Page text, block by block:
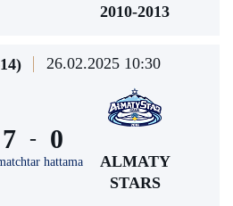
2010-2013
26.02.2025 10:30
7 -
hattama
0
ALMATY
STARS